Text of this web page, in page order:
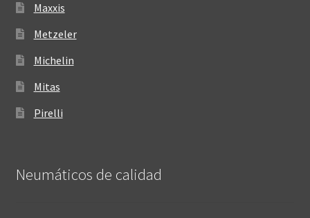
Maxxis
Metzeler
Michelin
Mitas
Pirelli
Neumáticos de calidad‎